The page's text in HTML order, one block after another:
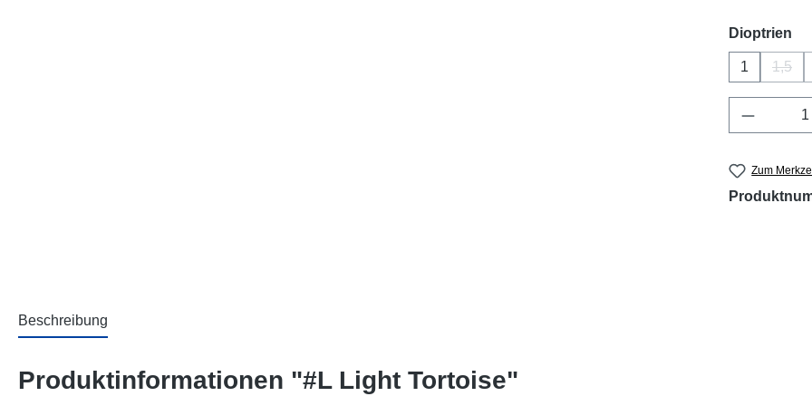
Dioptrien
1 1,5
Zum
Beschreibung
Produktinformationen "#L Light Tortoise"